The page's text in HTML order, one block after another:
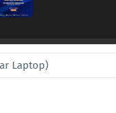
Laptop)